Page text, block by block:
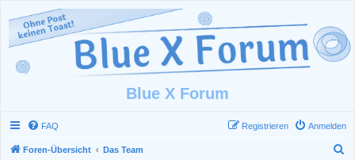
Blue X Forum
FAQ Anmelden
Registrieren
Foren-Übersicht Das Team